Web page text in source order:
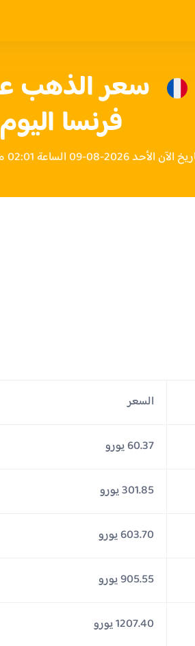
فرنسا اليوم
الأحد 2026-08-09 الساعة 02:01 مساءً بتوقيت فرنسا
السعر
60.37 يورو
301.85 يورو
603.70 يورو
905.55 يورو
1207.40 يورو